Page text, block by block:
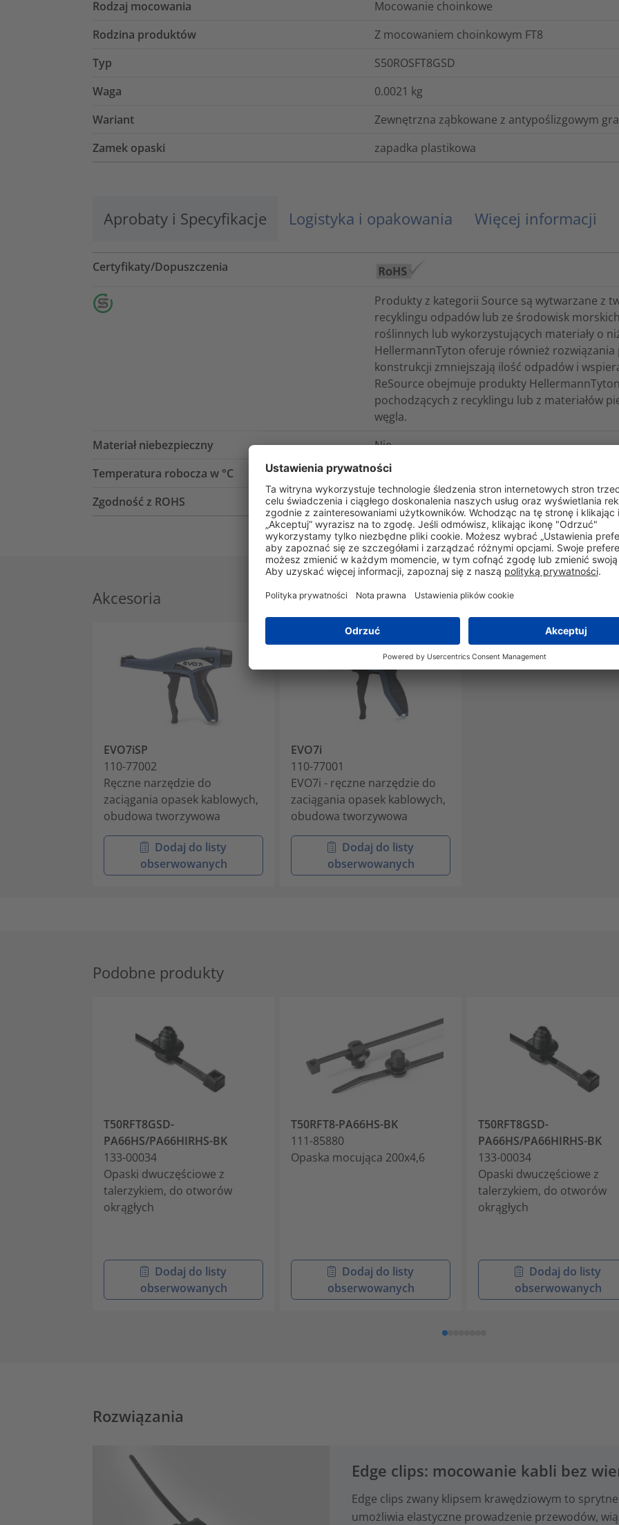
Rodzaj mocowania
Mocowanie choinkowe
Rodzina produktów
Z mocowaniem choinkowym FT8
Typ
S50ROSFT8GSD
Waga
0.0021 kg
Wariant
Zewnętrzna ząbkowane z antypoślizgowym
Zamek opaski
zapadka plastikowa
Aprobaty i Specyfikacje Logistyka i opakowania Więcej informacji
Certyfikaty/Dopuszczenia
Produkty z kategorii Source są wytwarzane z
recyklingu odpadów lub ze środowisk
roślinnych lub wykorzystujących materiały o
HellermannTyton oferuje również
konstrukcji zmniejszają ilość odpadów i
ReSource obejmuje produkty
pochodzących z recyklingu lub z materiałów
węgla.
Materiał niebezpieczny
Nie
Temperatura robocza w °C
-40°C do +110°C, (3000 h)
Zgodność z ROHS
Tak
Akcesoria
EVO7iSP
110-77002
Ręczne narzędzie do
zaciągania opasek kablowych,
obudowa tworzywowa
Dodaj do listy
obserwowanych
EVO7i
110-77001
EVO7i - ręczne narzędzie do
zaciągania opasek kablowych,
obudowa tworzywowa
Dodaj do listy
obserwowanych
Podobne produkty
T50RFT8GSD-
PA66HS/PA66HIRHS-BK
133-00034
Opaski dwuczęściowe z
talerzykiem, do otworów
okrągłych
Dodaj do listy
obserwowanych
T50RFT8-PA66HS-BK
111-85880
Opaska mocująca 200x4,6
Dodaj do listy
obserwowanych
T50RFT8GSD-
PA66HS/PA66HIRHS-BK
133-00034
Opaski dwuczęściowe z
talerzykiem, do otworów
okrągłych
Dodaj do listy
obserwowanych
Rozwiązania
Edge clips: mocowanie kabli bez
Edge clips zwany klipsem krawędziowym to
umożliwia elastyczne prowadzenie przewodów,